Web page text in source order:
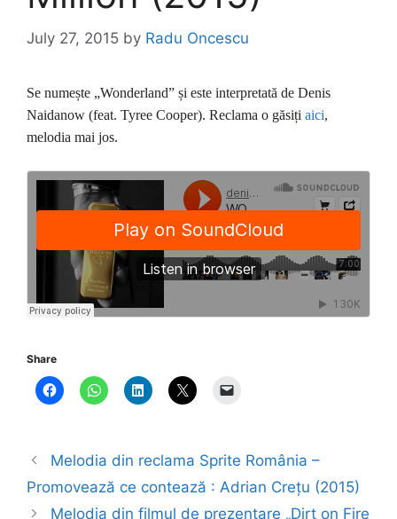
July 27, 2015 by Radu Oncescu
Se numește „Wonderland” și este interpretată de Denis
Naidanow (feat. Tyree Cooper). Reclama o găsiți aici,
melodia mai jos.
Share
Melodia din reclama Sprite România –
Promovează ce contează : Adrian Crețu (2015)
Melodia din filmul de prezentare „Dirt on Fire